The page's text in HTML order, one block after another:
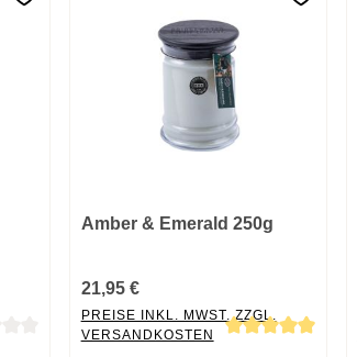
Amber & Emerald 250g
21,95 €
PREISE INKL. MWST. ZZGL.
VERSANDKOSTEN